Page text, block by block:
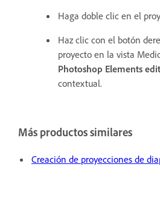
Haga doble clic en el
Haz clic con el botón
proyecto en la vista
Photoshop Elements
contextual.
Más productos similares
Creación de proyecciones de